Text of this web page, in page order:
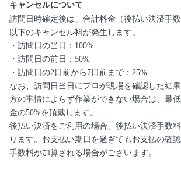
キャンセルについて
訪問日時確定後は、合計料金（後払い決済手
以下のキャンセル料が発生します。
・訪問日の当日：100%
・訪問日の前日：50%
・訪問日の2日前から7日前まで：25%
なお、訪問日当日にプロが現場を確認した結
方の事情によらず作業ができない場合は、最
金の50%を頂戴します。
後払い決済をご利用の場合、後払い決済手数
ります。お支払い期日を過ぎてもお支払の確
手数料が加算される場合がございます。